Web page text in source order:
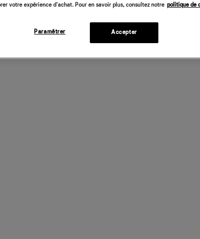
votre expérience d'achat. Pour en savoir plus, consultez notre politique de
Paramétrer Accepter